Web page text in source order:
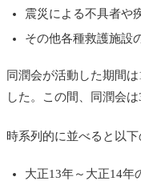
震災による不具者や
その他各種救護施設
同潤会が活動した期間
した。この間、同潤会
時系列的に並べると以下
大正13年～大正14年